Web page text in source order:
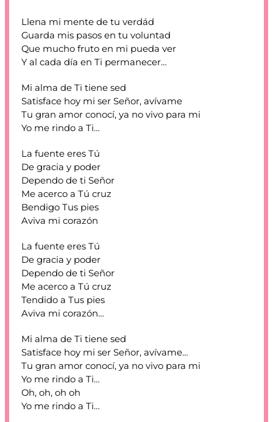
Llena mi mente de tu verdád
Guarda mis pasos en tu voluntad
Que mucho fruto en mi pueda ver
Y al cada día en Ti permanecer…
Mi alma de Ti tiene sed
Satisface hoy mi ser Señor, avívame
Tu gran amor conocí, ya no vivo para mi
Yo me rindo a Ti…
La fuente eres Tú
De gracia y poder
Dependo de ti Señor
Me acerco a Tú cruz
Bendigo Tus pies
Aviva mi corazón
La fuente eres Tú
De gracia y poder
Dependo de ti Señor
Me acerco a Tú cruz
Tendido a Tus pies
Aviva mi corazón…
Mi alma de Ti tiene sed
Satisface hoy mi ser Señor, avívame…
Tu gran amor conocí, ya no vivo para mi
Yo me rindo a Ti…
Oh, oh, oh oh
Yo me rindo a Ti…